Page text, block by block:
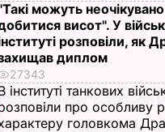
можуть неочікувано
висот". У
розповіли, як
диплом
27343
інституті танкових
про особливу
головкома